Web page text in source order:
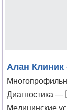
Алан Клиник
Диагностика —
Медицинские